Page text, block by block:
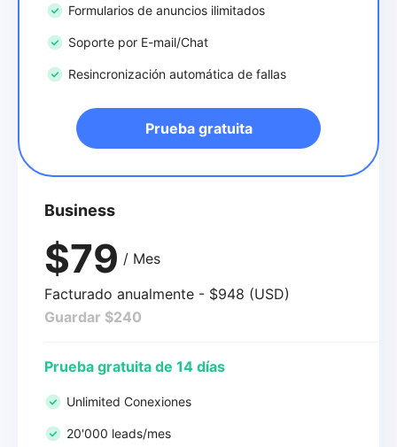
Formularios de anuncios ilimitados
Soporte por E-mail/Chat
Resincronización automática de fallas
Prueba gratuita
Business
$79 / Mes
Facturado anualmente - $948 (USD)
Guardar $240
Prueba gratuita de 14 días
Unlimited Conexiones
20'000 leads/mes